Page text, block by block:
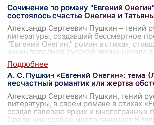
Сочинение по роману "Евгений
состоялось счастье Онегина и Татьяны
Александр Сергеевич Пушкин – гений
литературы, создавший бессмертное
"Евгений Онегин," роман в стихах,
энциклопедией русской жизни начала
А. С. Пушкин «Евгений Онегин»: тема
несчастный романтик или жертва
Александр Сергеевич Пушкин, гений
литературы, в своем романе в стихах
создал галерею ярких и многогранных
Среди них особое место занимает